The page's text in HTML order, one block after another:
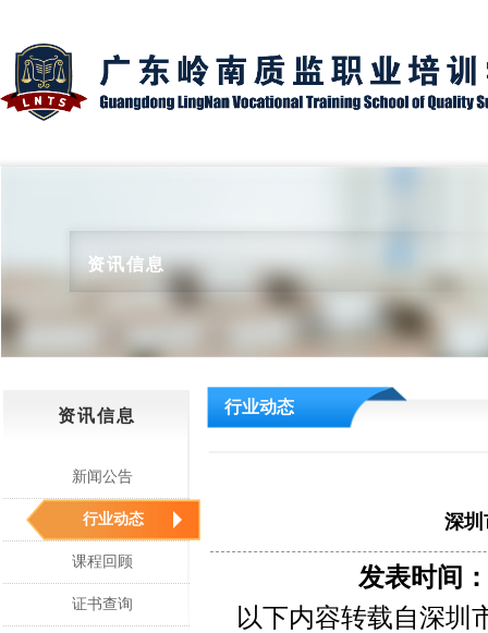
资讯信息
资讯信息
新闻公告
行业动态
课程回顾
证书查询
行业动态
深圳
发表时间
以下内容转载自深圳